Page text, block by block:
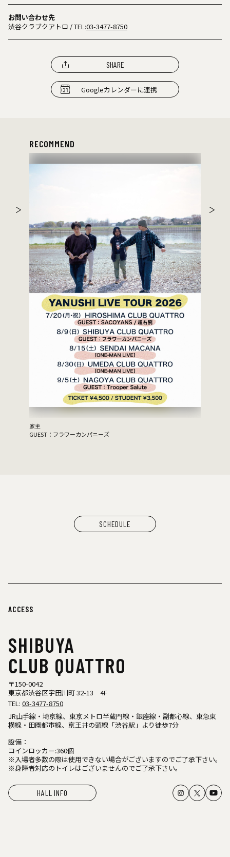
お問い合わせ先
渋谷クラブクアトロ / TEL:03-3477-8750
SHARE
Googleカレンダーに連携
RECOMMEND
BOY presents "KID" 12
SCHEDULE
ACCESS
SHIBUYA
CLUB QUATTRO
〒150-0042
東京都渋谷区宇田川町 32-13 4F
TEL: 03-3477-8750
JR山手線・埼京線、東京メトロ半蔵門線・銀座線・副都心線、東急東
横線・田園都市線、京王井の頭線「渋谷駅」より徒歩7分
設備：
コインロッカー:360個
※入場者多数の際は使用できない場合がございますのでご了承下さい。
※身障者対応のトイレはございませんのでご了承下さい。
HALL INFO